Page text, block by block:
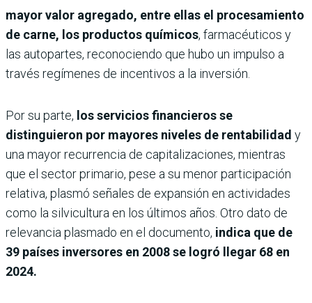
mayor valor agregado, entre ellas el procesamiento
de carne, los productos químicos, farmacéuticos y
las autopartes, reconociendo que hubo un impulso a
través regímenes de incentivos a la inversión.
Por su parte, los servicios financieros se
distinguieron por mayores niveles de rentabilidad y
una mayor recurrencia de capitalizaciones, mientras
que el sector primario, pese a su menor participación
relativa, plasmó señales de expansión en actividades
como la silvicultura en los últimos años. Otro dato de
relevancia plasmado en el documento, indica que de
39 países inversores en 2008 se logró llegar 68 en
2024.